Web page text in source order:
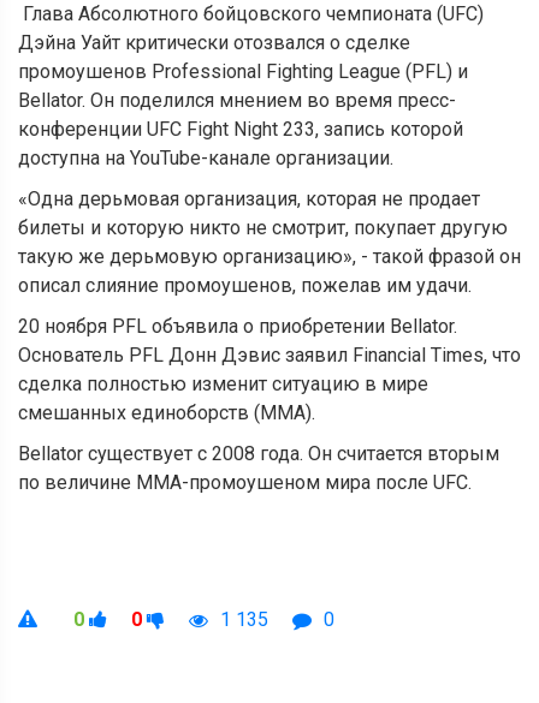
Глава Абсолютного бойцовского чемпионата (UFC)
Дэйна Уайт критически отозвался о сделке
промоушенов Professional Fighting League (PFL) и
Bellator. Он поделился мнением во время пресс-
конференции UFC Fight Night 233, запись которой
доступна на YouTube-канале организации.
«Одна дерьмовая организация, которая не продает
билеты и которую никто не смотрит, покупает другую
такую же дерьмовую организацию», - такой фразой он
описал слияние промоушенов, пожелав им удачи.
20 ноября PFL объявила о приобретении Bellator.
Основатель PFL Донн Дэвис заявил Financial Times, что
сделка полностью изменит ситуацию в мире
смешанных единоборств (MMA).
Bellator существует с 2008 года. Он считается вторым
по величине MMA-промоушеном мира после UFC.
0 0 1 135 0